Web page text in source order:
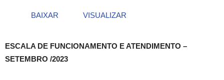
BAIXAR VISUALIZAR
ESCALA DE FUNCIONAMENTO E ATENDIMENTO –
SETEMBRO /2023